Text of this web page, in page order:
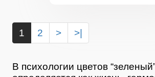
1 2 > >|
В психологии цветов